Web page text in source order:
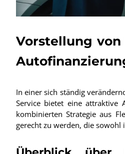
Vorstellung
In einer sich ständig
Service bietet eine attraktive
kombinierten Strategie aus
gerecht zu werden, die